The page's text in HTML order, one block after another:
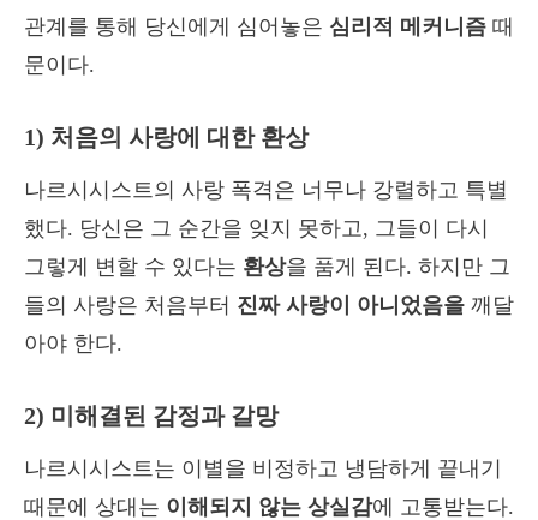
관계를 통해 당신에게 심어놓은 심리적 메커니즘 때
문이다.
1) 처음의 사랑에 대한 환상
나르시시스트의 사랑 폭격은 너무나 강렬하고 특별
했다. 당신은 그 순간을 잊지 못하고, 그들이 다시
그렇게 변할 수 있다는 환상을 품게 된다. 하지만 그
들의 사랑은 처음부터 진짜 사랑이 아니었음을 깨달
아야 한다.
2) 미해결된 감정과 갈망
나르시시스트는 이별을 비정하고 냉담하게 끝내기
때문에 상대는 이해되지 않는 상실감에 고통받는다.